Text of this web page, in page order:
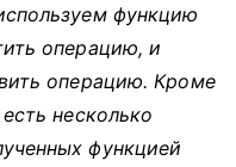
функцию
операцию, и
операцию. Кроме
несколько
функцией